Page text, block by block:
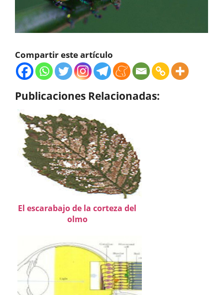
Compartir este artículo
Publicaciones Relacionadas:
El escarabajo de la corteza del
olmo